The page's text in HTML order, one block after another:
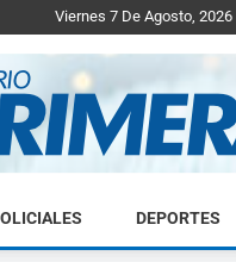
Viernes 7 De Agosto, 2026
DEPORTES